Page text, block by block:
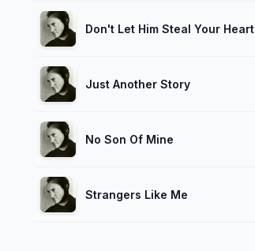
Don't Let Him Steal Your Heart
Just Another Story
No Son Of Mine
Strangers Like Me